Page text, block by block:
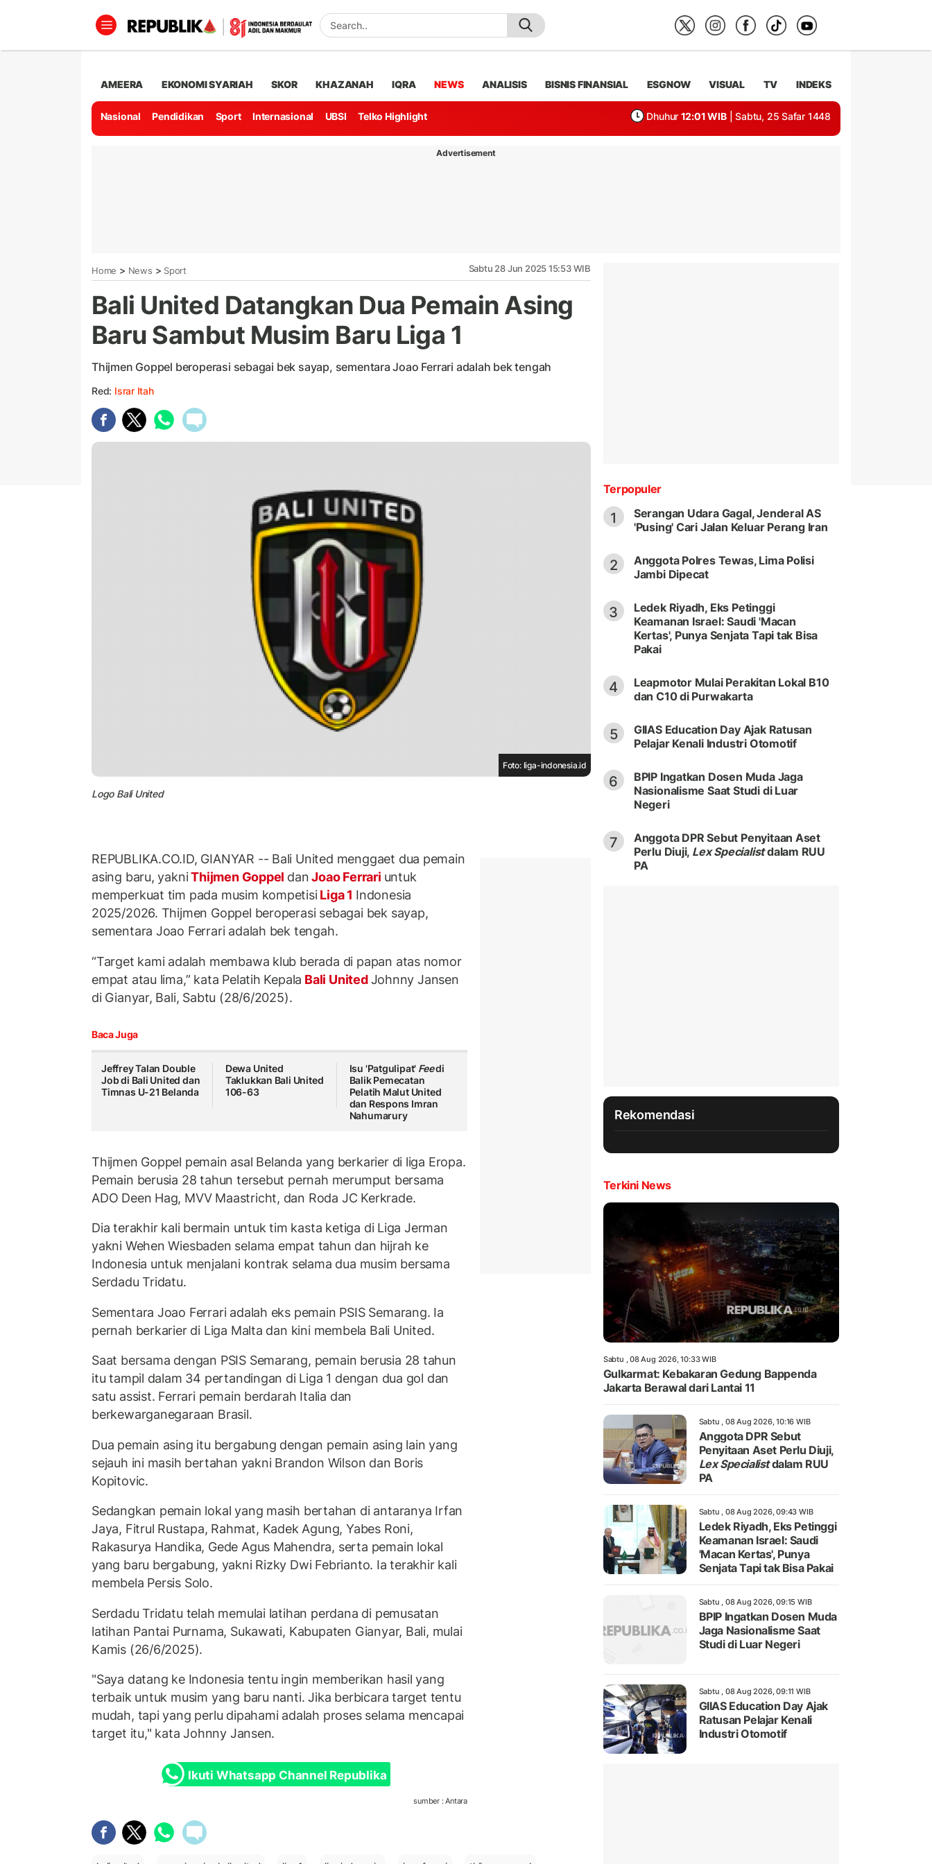
AMEERA EKONOMI SYARIAH SKOR KHAZANAH IQRA NEWS ANALISIS BISNIS FINANSIAL ESGNOW VISUAL TV INDEKS
Nasional Pendidikan Sport Internasional UBSI Telko Highlight Dhuhur 12:01 WIB | Sabtu, 25 Safar 1448
Advertisement
Home > News > Sport Sabtu 28 Jun 2025 15:53 WIB
Bali United Datangkan Dua Pemain Asing
Baru Sambut Musim Baru Liga 1
Thijmen Goppel beroperasi sebagai bek sayap, sementara Joao Ferrari adalah bek tengah
Red: Israr Itah
Foto: liga-indonesia.id
Logo Bali United
REPUBLIKA.CO.ID, GIANYAR -- Bali United menggaet dua pemain
asing baru, yakniThijmen Goppel danJoao Ferrari untuk
memperkuat tim pada musim kompetisiLiga 1 Indonesia
2025/2026. Thijmen Goppel beroperasi sebagai bek sayap,
sementara Joao Ferrari adalah bek tengah.
“Target kami adalah membawa klub berada di papan atas nomor
empat atau lima,” kata Pelatih Kepala Bali UnitedJohnny Jansen
di Gianyar, Bali, Sabtu (28/6/2025).
Baca Juga
Jeffrey Talan Double
Job di Bali United dan
Timnas U-21 Belanda
Dewa United
Taklukkan Bali United
106-63
Isu 'Patgulipat' Feedi
Balik Pemecatan
Pelatih Malut United
dan Respons Imran
Nahumarury
Thijmen Goppel pemain asal Belanda yang berkarier di liga Eropa.
Pemain berusia 28 tahun tersebut pernah merumput bersama
ADO Deen Hag, MVV Maastricht, dan Roda JC Kerkrade.
Dia terakhir kali bermain untuk tim kasta ketiga di Liga Jerman
yakni Wehen Wiesbaden selama empat tahun dan hijrah ke
Indonesia untuk menjalani kontrak selama dua musim bersama
Serdadu Tridatu.
Sementara Joao Ferrari adalah eks pemain PSIS Semarang. Ia
pernah berkarier di Liga Malta dan kini membela Bali United.
Saat bersama dengan PSIS Semarang, pemain berusia 28 tahun
itu tampil dalam 34 pertandingan di Liga 1 dengan dua gol dan
satu assist. Ferrari pemain berdarah Italia dan
berkewarganegaraan Brasil.
Dua pemain asing itu bergabung dengan pemain asing lain yang
sejauh ini masih bertahan yakni Brandon Wilson dan Boris
Kopitovic.
Sedangkan pemain lokal yang masih bertahan di antaranya Irfan
Jaya, Fitrul Rustapa, Rahmat, Kadek Agung, Yabes Roni,
Rakasurya Handika, Gede Agus Mahendra, serta pemain lokal
yang baru bergabung, yakni Rizky Dwi Febrianto. Ia terakhir kali
membela Persis Solo.
Serdadu Tridatu telah memulai latihan perdana di pemusatan
latihan Pantai Purnama, Sukawati, Kabupaten Gianyar, Bali, mulai
Kamis (26/6/2025).
"Saya datang ke Indonesia tentu ingin memberikan hasil yang
terbaik untuk musim yang baru nanti. Jika berbicara target tentu
mudah, tapi yang perlu dipahami adalah proses selama mencapai
target itu," kata Johnny Jansen.
Ikuti Whatsapp Channel Republika
sumber : Antara
Terpopuler
1
Serangan Udara Gagal, Jenderal AS
'Pusing' Cari Jalan Keluar Perang Iran
2
Anggota Polres Tewas, Lima Polisi
Jambi Dipecat
3
Ledek Riyadh, Eks Petinggi
Keamanan Israel: Saudi 'Macan
Kertas', Punya Senjata Tapi tak Bisa
Pakai
4
Leapmotor Mulai Perakitan Lokal B10
dan C10 di Purwakarta
5
GIIAS Education Day Ajak Ratusan
Pelajar Kenali Industri Otomotif
6
BPIP Ingatkan Dosen Muda Jaga
Nasionalisme Saat Studi di Luar
Negeri
7
Anggota DPR Sebut Penyitaan Aset
Perlu Diuji, Lex Specialistdalam RUU
PA
Rekomendasi
Terkini News
Sabtu , 08 Aug 2026, 10:33 WIB
Gulkarmat: Kebakaran Gedung Bappenda
Jakarta Berawal dari Lantai 11
Sabtu , 08 Aug 2026, 10:16 WIB
Anggota DPR Sebut
Penyitaan Aset Perlu Diuji,
Lex Specialistdalam RUU
PA
Sabtu , 08 Aug 2026, 09:43 WIB
Ledek Riyadh, Eks Petinggi
Keamanan Israel: Saudi
'Macan Kertas', Punya
Senjata Tapi tak Bisa Pakai
Sabtu , 08 Aug 2026, 09:15 WIB
BPIP Ingatkan Dosen Muda
Jaga Nasionalisme Saat
Studi di Luar Negeri
Sabtu , 08 Aug 2026, 09:11 WIB
GIIAS Education Day Ajak
Ratusan Pelajar Kenali
Industri Otomotif